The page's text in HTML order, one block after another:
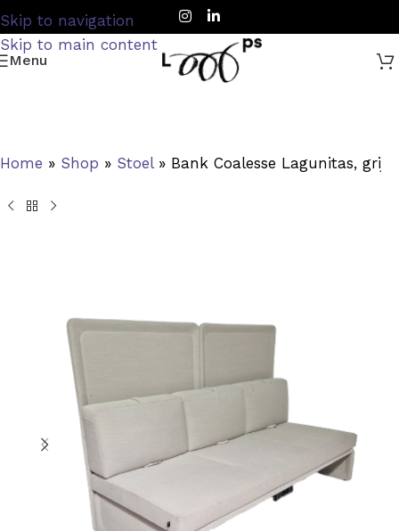
Skip to navigation
Skip to main content
Menu
Home » Shop » Stoel» Bank Coalesse Lagunitas, grijs